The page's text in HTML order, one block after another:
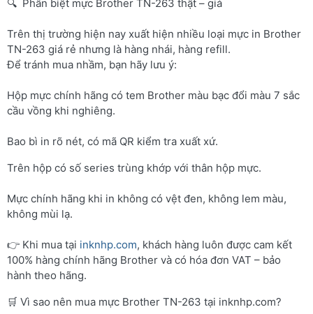
🔍 Phân biệt mực Brother TN-263 thật – giả
Trên thị trường hiện nay xuất hiện nhiều loại mực in Brother
TN-263 giá rẻ nhưng là hàng nhái, hàng refill.
Để tránh mua nhầm, bạn hãy lưu ý:
Hộp mực chính hãng có tem Brother màu bạc đổi màu 7 sắc
cầu vồng khi nghiêng.
Bao bì in rõ nét, có mã QR kiểm tra xuất xứ.
Trên hộp có số series trùng khớp với thân hộp mực.
Mực chính hãng khi in không có vệt đen, không lem màu,
không mùi lạ.
👉 Khi mua tại inknhp.com, khách hàng luôn được cam kết
100% hàng chính hãng Brother và có hóa đơn VAT – bảo
hành theo hãng.
🛒 Vì sao nên mua mực Brother TN-263 tại inknhp.com?